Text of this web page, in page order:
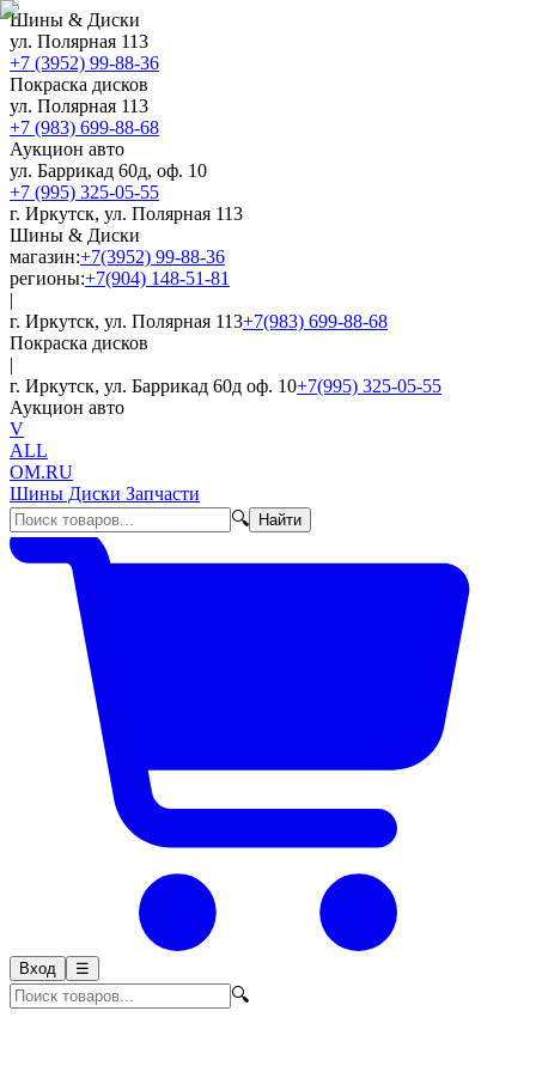
Шины & Диски
ул. Полярная 113
+7 (3952) 99-88-36
Покраска дисков
ул. Полярная 113
+7 (983) 699-88-68
Аукцион авто
ул. Баррикад 60д, оф. 10
+7 (995) 325-05-55
г. Иркутск, ул. Полярная 113
Шины & Диски
магазин:+7(3952) 99-88-36
регионы:+7(904) 148-51-81
|
г. Иркутск, ул. Полярная 113+7(983) 699-88-68
Покраска дисков
|
г. Иркутск, ул. Баррикад 60д оф. 10+7(995) 325-05-55
Аукцион авто
V
ALL
OM.RU
Шины Диски Запчасти
🔍
Найти
Вход ☰
🔍